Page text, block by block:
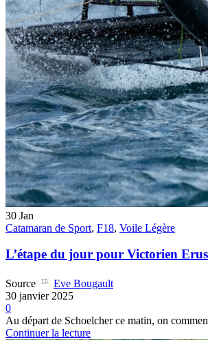
30 Jan
Catamaran de Sport, F18, Voile Légère
L’étape du jour pour Victorien
Source
Eve Bougault
30 janvier 2025
0
Au départ de Schoelcher ce matin, on
Continuer la lecture